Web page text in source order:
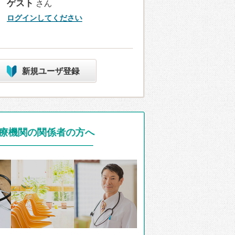
ゲスト さん
ログインしてください
新規ユーザ登録
機関の関係者の方へ